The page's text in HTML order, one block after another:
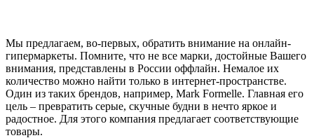
Мы предлагаем, во-первых, обратить внимание на онлайн-
гипермаркеты. Помните, что не все марки, достойные Вашего
внимания, представлены в России оффлайн. Немалое их
количество можно найти только в интернет-пространстве.
Один из таких брендов, например, Mark Formelle. Главная его
цель – превратить серые, скучные будни в нечто яркое и
радостное. Для этого компания предлагает соответствующие
товары.